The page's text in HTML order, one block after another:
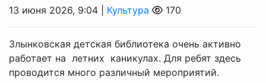
13 июня 2026, 9:04 | Культура 170
Злынковская детская библиотека очень активно
работает на летних каникулах. Для ребят здесь
проводится много различный мероприятий.